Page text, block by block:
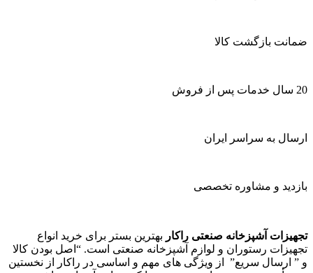
ضمانت بازگشت کالا
20 سال خدمات پس از فروش
ارسال به سراسر ایران
بازدید و مشاوره تخصصی
تجهیزات آشپزخانه صنعتی راکار بهترین بستر برای خرید انواع
تجهیزات رستوران و لوازم آشپزخانه صنعتی است. “اصل بودن کالا
و ” ارسال سریع” از ویژگی های مهم و اساسی در راکار از نخستین